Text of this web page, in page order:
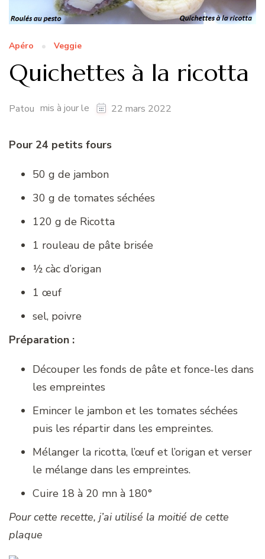
Apéro Veggie
Quichettes à la ricotta
Patou mis à jour le 22 mars 2022
Pour 24 petits fours
50 g de jambon
30 g de tomates séchées
120 g de Ricotta
1 rouleau de pâte brisée
½ càc d’origan
1 œuf
sel, poivre
Préparation :
Découper les fonds de pâte et fonce-les dans
les empreintes
Emincer le jambon et les tomates séchées
puis les répartir dans les empreintes.
Mélanger la ricotta, l’œuf et l’origan et verser
le mélange dans les empreintes.
Cuire 18 à 20 mn à 180°
Pour cette recette, j’ai utilisé la moitié de cette
plaque